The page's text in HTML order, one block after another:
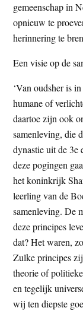
gemeenschap in
opnieuw te
herinnering te
Een visie op de
‘Van oudsher is
humane of
daartoe zijn ook
samenleving, die
dynastie uit de 3e
deze pogingen
het koninkrijk
leerling van de
samenleving. De
deze principes
dat? Het waren,
Zulke principes
theorie of
en tegelijk
wij ten diepste